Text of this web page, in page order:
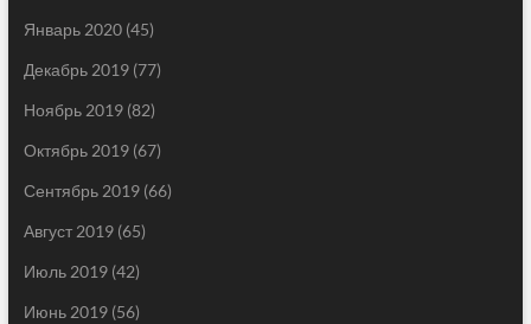
Январь 2020(45)
Декабрь 2019(77)
Ноябрь 2019(82)
Октябрь 2019(67)
Сентябрь 2019(66)
Август 2019(65)
Июль 2019(42)
Июнь 2019(56)